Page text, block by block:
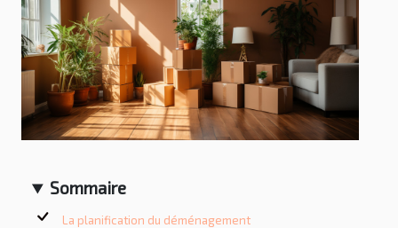
Sommaire
La planification du déménagement